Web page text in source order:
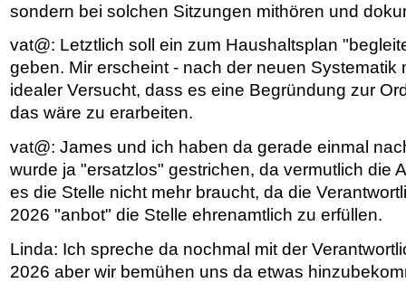
sondern bei solchen Sitzungen mithören und
vat@: Letztlich soll ein zum Haushaltsplan
geben. Mir erscheint - nach der neuen Systematik
idealer Versucht, dass es eine Begründung zur
das wäre zu erarbeiten.
vat@: James und ich haben da gerade einmal
wurde ja "ersatzlos" gestrichen, da vermutlich die
es die Stelle nicht mehr braucht, da die
2026 "anbot" die Stelle ehrenamtlich zu erfüllen.
Linda: Ich spreche da nochmal mit der
2026 aber wir bemühen uns da etwas